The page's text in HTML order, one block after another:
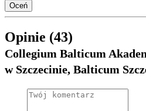
Oceń
Opinie (43)
Collegium Balticum
w Szczecinie, Balticum